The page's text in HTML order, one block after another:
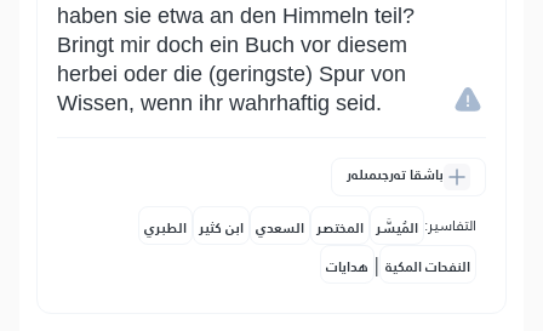
haben sie etwa an den Himmeln teil?
Bringt mir doch ein Buch vor diesem
herbei oder die (geringste) Spur von
Wissen, wenn ihr wahrhaftig seid.
باشقا تەرجىمىلەر
التفاسير: المُيسَّر المختصر السعدي ابن كثير الطبري
النفحات المكية | هدايات